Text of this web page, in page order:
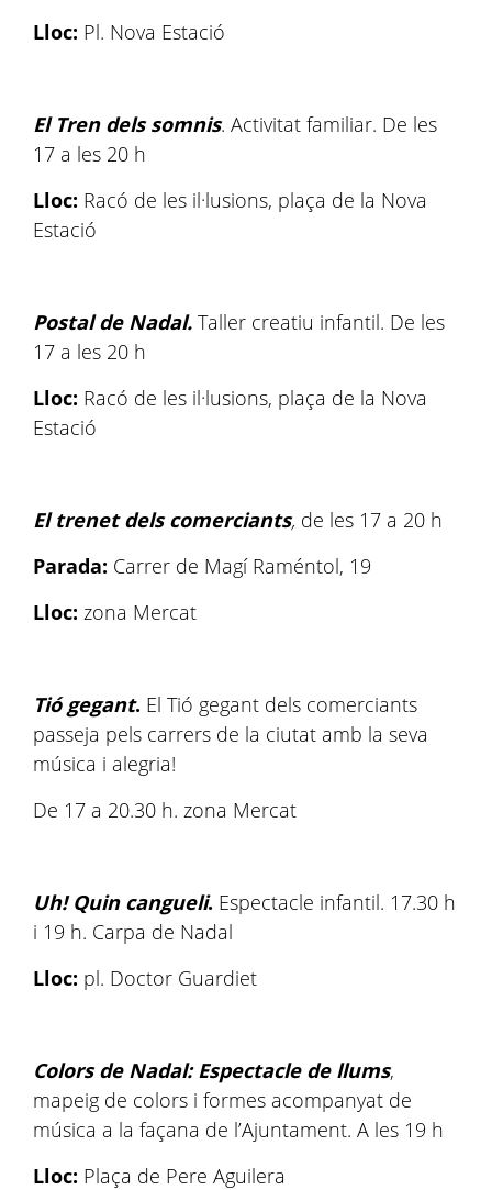
Lloc: Pl. Nova Estació
El Tren dels somnis. Activitat familiar. De les
17 a les 20 h
Lloc: Racó de les il·lusions, plaça de la Nova
Estació
Postal de Nadal. Taller creatiu infantil. De les
17 a les 20 h
Lloc: Racó de les il·lusions, plaça de la Nova
Estació
El trenet dels comerciants, de les 17 a 20 h
Parada: Carrer de Magí Raméntol, 19
Lloc: zona Mercat
Tió gegant. El Tió gegant dels comerciants
passeja pels carrers de la ciutat amb la seva
música i alegria!
De 17 a 20.30 h. zona Mercat
Uh! Quin cangueli. Espectacle infantil. 17.30 h
i 19 h. Carpa de Nadal
Lloc: pl. Doctor Guardiet
Colors de Nadal: Espectacle de llums,
mapeig de colors i formes acompanyat de
música a la façana de l’Ajuntament. A les 19 h
Lloc: Plaça de Pere Aguilera